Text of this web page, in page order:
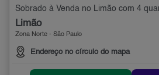
Sobrado à Venda no Limão com 4
Limão
Zona Norte - São Paulo
Endereço no círculo do mapa